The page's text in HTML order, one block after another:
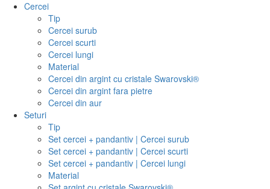
Cercei
Tip
Cercei surub
Cercei scurti
Cercei lungi
Material
Cercei din argint cu cristale Swarovski®
Cercei din argint fara pietre
Cercei din aur
Seturi
Tip
Set cercei + pandantiv | Cercei surub
Set cercei + pandantiv | Cercei scurti
Set cercei + pandantiv | Cercei lungi
Material